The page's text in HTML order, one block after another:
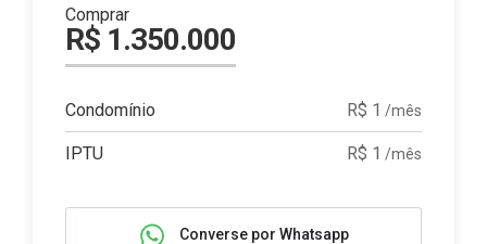
Comprar
R$ 1.350.000
Condomínio R$ 1 /mês
IPTU R$ 1 /mês
Converse por Whatsapp